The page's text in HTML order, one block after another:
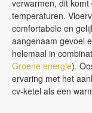
verwarmen, dit
temperaturen.
comfortabele en
aangenaam gevoel
helemaal in
Groene energie).
ervaring met het
cv-ketel als een